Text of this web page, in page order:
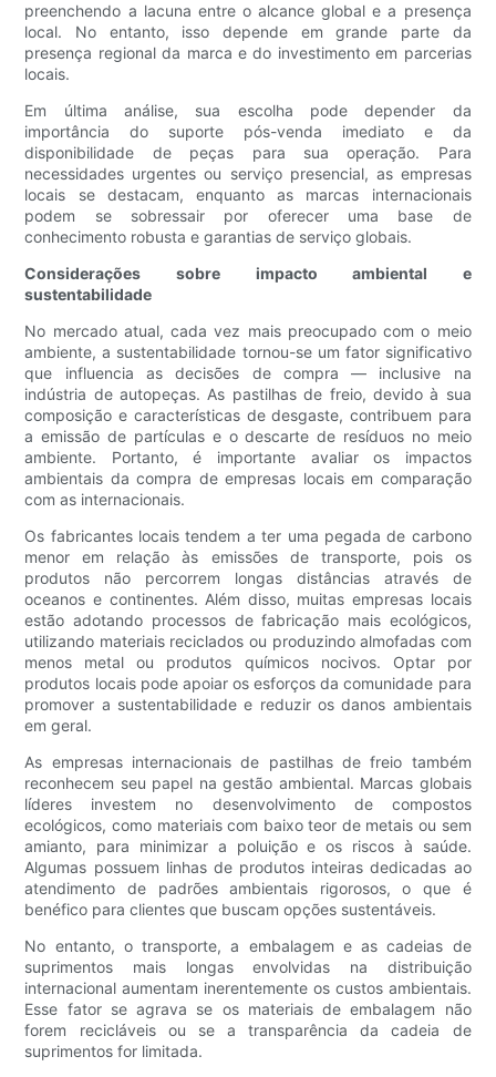
preenchendo a lacuna entre o alcance global e a presença
local. No entanto, isso depende em grande parte da
presença regional da marca e do investimento em parcerias
locais.
Em última análise, sua escolha pode depender da
importância do suporte pós-venda imediato e da
disponibilidade de peças para sua operação. Para
necessidades urgentes ou serviço presencial, as empresas
locais se destacam, enquanto as marcas internacionais
podem se sobressair por oferecer uma base de
conhecimento robusta e garantias de serviço globais.
Considerações sobre impacto ambiental e
sustentabilidade
No mercado atual, cada vez mais preocupado com o meio
ambiente, a sustentabilidade tornou-se um fator significativo
que influencia as decisões de compra — inclusive na
indústria de autopeças. As pastilhas de freio, devido à sua
composição e características de desgaste, contribuem para
a emissão de partículas e o descarte de resíduos no meio
ambiente. Portanto, é importante avaliar os impactos
ambientais da compra de empresas locais em comparação
com as internacionais.
Os fabricantes locais tendem a ter uma pegada de carbono
menor em relação às emissões de transporte, pois os
produtos não percorrem longas distâncias através de
oceanos e continentes. Além disso, muitas empresas locais
estão adotando processos de fabricação mais ecológicos,
utilizando materiais reciclados ou produzindo almofadas com
menos metal ou produtos químicos nocivos. Optar por
produtos locais pode apoiar os esforços da comunidade para
promover a sustentabilidade e reduzir os danos ambientais
em geral.
As empresas internacionais de pastilhas de freio também
reconhecem seu papel na gestão ambiental. Marcas globais
líderes investem no desenvolvimento de compostos
ecológicos, como materiais com baixo teor de metais ou sem
amianto, para minimizar a poluição e os riscos à saúde.
Algumas possuem linhas de produtos inteiras dedicadas ao
atendimento de padrões ambientais rigorosos, o que é
benéfico para clientes que buscam opções sustentáveis.
No entanto, o transporte, a embalagem e as cadeias de
suprimentos mais longas envolvidas na distribuição
internacional aumentam inerentemente os custos ambientais.
Esse fator se agrava se os materiais de embalagem não
forem recicláveis ​​ou se a transparência da cadeia de
suprimentos for limitada.